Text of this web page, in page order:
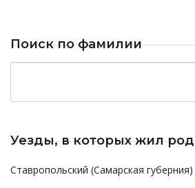
Поиск по фамилии
Уезды, в которых жил род
Ставропольский (Самарская губерния)